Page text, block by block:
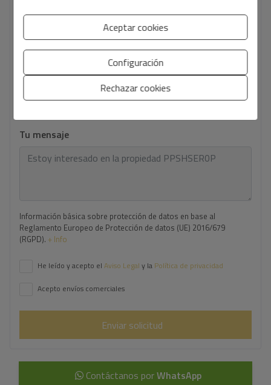
Tu email*
Tu teléfono*
Tu mensaje
Información básica sobre protección de datos en base al
Reglamento Europeo de Protección de datos (UE) 2016/679
(RGPD). + Info
He leído y acepto el Aviso Legal y la Política de privacidad
Acepto envíos comerciales
Enviar solicitud
Contáctanos porWhatsApp
Aceptar cookies
Configuración
Rechazar cookies